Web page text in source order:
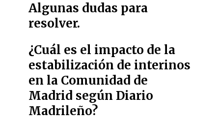
Algunas dudas para
resolver.
¿Cuál es el impacto de la
estabilización de interinos
en la Comunidad de
Madrid según Diario
Madrileño?